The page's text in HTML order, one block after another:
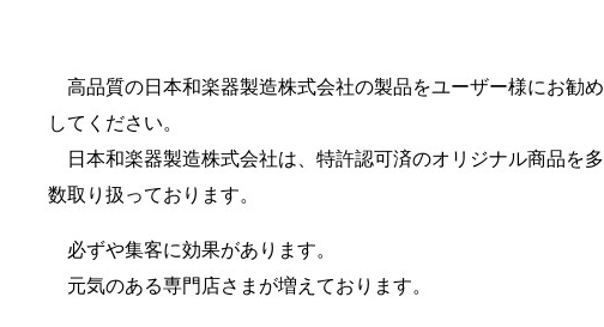
高品質の日本和楽器製造株式会社の製品をユーザー様にお勧め
してください。
日本和楽器製造株式会社は、特許認可済のオリジナル商品を多
数取り扱っております。
必ずや集客に効果があります。
元気のある専門店さまが増えております。